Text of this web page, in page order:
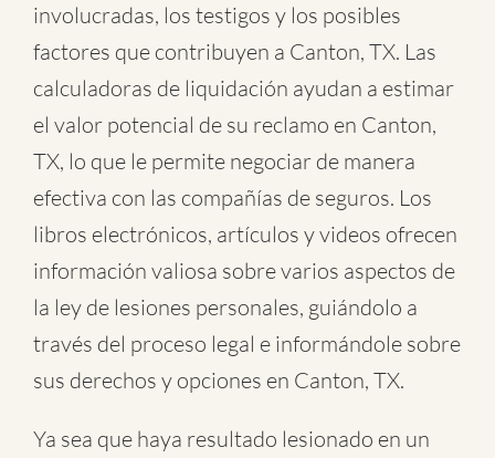
involucradas, los testigos y los posibles
factores que contribuyen a Canton, TX. Las
calculadoras de liquidación ayudan a estimar
el valor potencial de su reclamo en Canton,
TX, lo que le permite negociar de manera
efectiva con las compañías de seguros. Los
libros electrónicos, artículos y videos ofrecen
información valiosa sobre varios aspectos de
la ley de lesiones personales, guiándolo a
través del proceso legal e informándole sobre
sus derechos y opciones en Canton, TX.
Ya sea que haya resultado lesionado en un